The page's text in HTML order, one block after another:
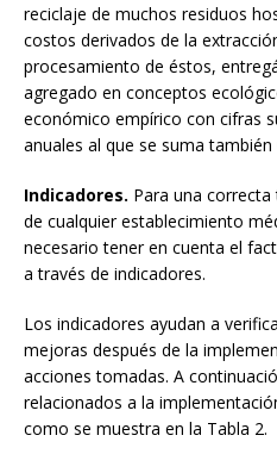
reciclaje de muchos residuos
costos derivados de la
procesamiento de éstos,
agregado en conceptos
económico empírico con cifras
anuales al que se suma
Indicadores. Para una
de cualquier establecimiento
necesario tener en cuenta el
a través de indicadores.
Los indicadores ayudan a
mejoras después de la
acciones tomadas. A
relacionados a la
como se muestra en la Tabla 2.